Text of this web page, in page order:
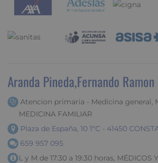
Aranda Pineda,Fernando Ramon
Atencion primaria - Medicina general,
MEDICINA FAMILIAR
Plaza de España, 10 1ºC - 41450
659 957 095
L y M de 17:30 a 19:30 horas, MÉDICOS Y